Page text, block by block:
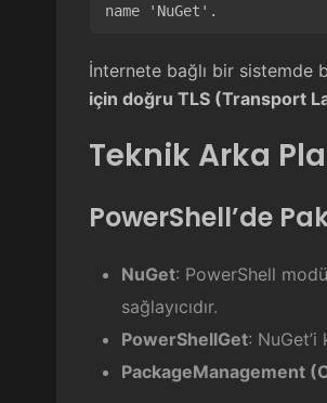
name 'NuGet'.
İnternete bağlı bir sistemde
için doğru TLS (Transport
Teknik Arka
PowerShell’de
NuGet: PowerShell
sağlayıcıdır.
PowerShellGet:
PackageManagement